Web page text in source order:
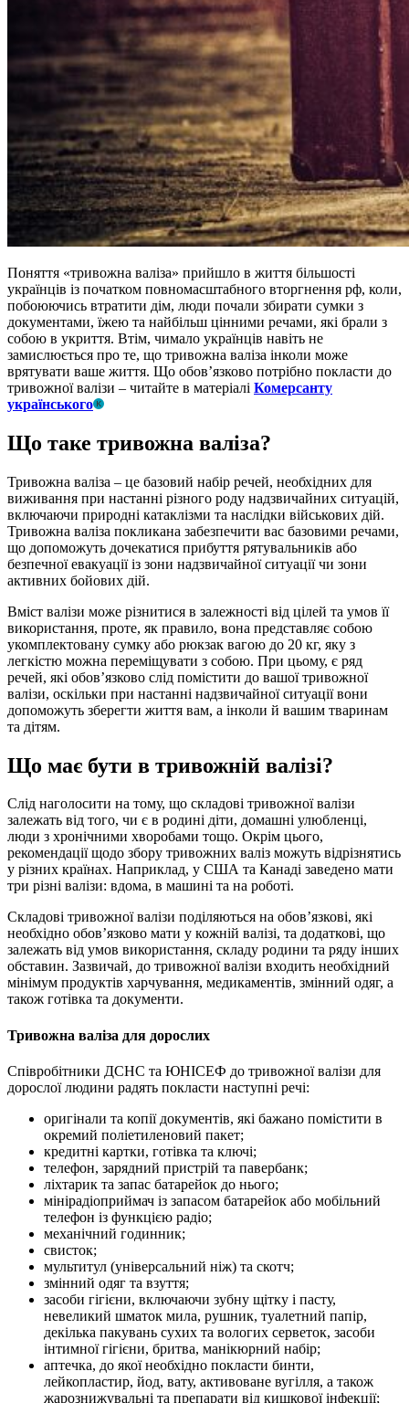
Поняття «тривожна валіза» прийшло в життя більшості
українців із початком повномасштабного вторгнення рф, коли,
побоюючись втратити дім, люди почали збирати сумки з
документами, їжею та найбільш цінними речами, які брали з
собою в укриття. Втім, чимало українців навіть не
замислюється про те, що тривожна валіза інколи може
врятувати ваше життя. Що обовʼязково потрібно покласти до
тривожної валізи – читайте в матеріалі Комерсанту
українського
Що таке тривожна валіза?
Тривожна валіза – це базовий набір речей, необхідних для
виживання при настанні різного роду надзвичайних ситуацій,
включаючи природні катаклізми та наслідки військових дій.
Тривожна валіза покликана забезпечити вас базовими речами,
що допоможуть дочекатися прибуття рятувальників або
безпечної евакуації із зони надзвичайної ситуації чи зони
активних бойових дій.
Вміст валізи може різнитися в залежності від цілей та умов її
використання, проте, як правило, вона представляє собою
укомплектовану сумку або рюкзак вагою до 20 кг, яку з
легкістю можна переміщувати з собою. При цьому, є ряд
речей, які обовʼязково слід помістити до вашої тривожної
валізи, оскільки при настанні надзвичайної ситуації вони
допоможуть зберегти життя вам, а інколи й вашим тваринам
та дітям.
Що має бути в тривожній валізі?
Слід наголосити на тому, що складові тривожної валізи
залежать від того, чи є в родині діти, домашні улюбленці,
люди з хронічними хворобами тощо. Окрім цього,
рекомендації щодо збору тривожних валіз можуть відрізнятись
у різних країнах. Наприклад, у США та Канаді заведено мати
три різні валізи: вдома, в машині та на роботі.
Складові тривожної валізи поділяються на обовʼязкові, які
необхідно обовʼязково мати у кожній валізі, та додаткові, що
залежать від умов використання, складу родини та ряду інших
обставин. Зазвичай, до тривожної валізи входить необхідний
мінімум продуктів харчування, медикаментів, змінний одяг, а
також готівка та документи.
Тривожна валіза для дорослих
Співробітники ДСНС та ЮНІСЕФ до тривожної валізи для
дорослої людини радять покласти наступні речі:
оригінали та копії документів, які бажано помістити в
окремий поліетиленовий пакет;
кредитні картки, готівка та ключі;
телефон, зарядний пристрій та павербанк;
ліхтарик та запас батарейок до нього;
мінірадіоприймач із запасом батарейок або мобільний
телефон із функцією радіо;
механічний годинник;
свисток;
мультитул (універсальний ніж) та скотч;
змінний одяг та взуття;
засоби гігієни, включаючи зубну щітку і пасту,
невеликий шматок мила, рушник, туалетний папір,
декілька пакувань сухих та вологих серветок, засоби
інтимної гігієни, бритва, манікюрний набір;
аптечка, до якої необхідно покласти бинти,
лейкопластир, йод, вату, активоване вугілля, а також
жарознижувальні та препарати від кишкової інфекції;